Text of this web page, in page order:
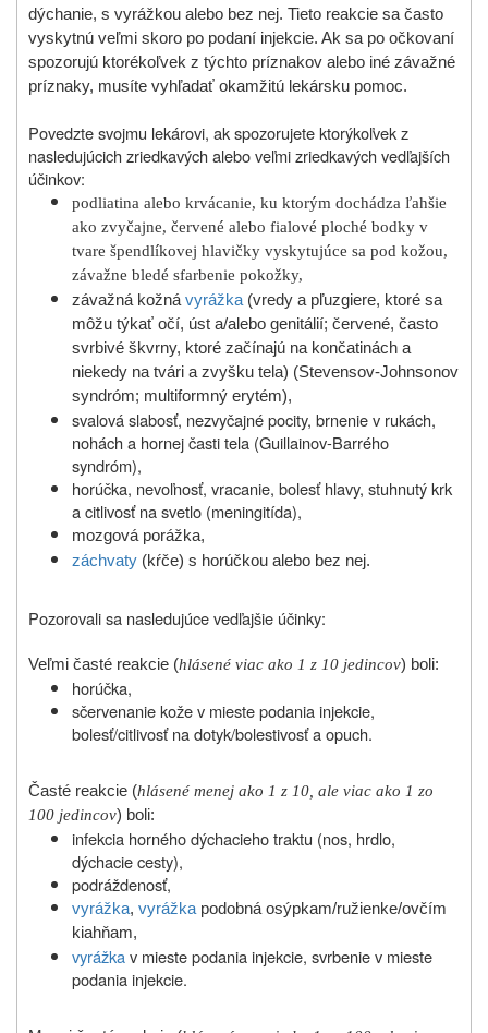
dýchanie, s vyrážkou alebo bez nej. Tieto reakcie sa často
vyskytnú veľmi skoro po podaní injekcie. Ak sa po očkovaní
spozorujú ktorékoľvek z týchto príznakov alebo iné závažné
príznaky, musíte vyhľadať okamžitú lekársku pomoc.
Povedzte svojmu lekárovi, ak spozorujete ktorýkoľvek z
nasledujúcich zriedkavých alebo veľmi zriedkavých vedľajších
účinkov:
podliatina alebo krvácanie, ku ktorým dochádza ľahšie
ako zvyčajne, červené alebo fialové ploché bodky v
tvare špendlíkovej hlavičky vyskytujúce sa pod kožou,
závažne bledé sfarbenie pokožky,
závažná kožná vyrážka (vredy a pľuzgiere, ktoré sa
môžu týkať očí, úst a/alebo genitálií; červené, často
svrbivé škvrny, ktoré začínajú na končatinách a
niekedy na tvári a zvyšku tela) (Stevensov-Johnsonov
syndróm; multiformný erytém),
svalová slabosť, nezvyčajné pocity, brnenie v rukách,
nohách a hornej časti tela (Guillainov-Barrého
syndróm),
horúčka, nevoľnosť, vracanie, bolesť hlavy, stuhnutý krk
a citlivosť na svetlo (meningitída),
mozgová porážka,
záchvaty (kŕče) s horúčkou alebo bez nej.
Pozorovali sa nasledujúce vedľajšie účinky:
Veľmi časté reakcie (hlásené viac ako 1 z 10 jedincov) boli:
horúčka,
sčervenanie kože v mieste podania injekcie,
bolesť/citlivosť na dotyk/bolestivosť a opuch.
Časté reakcie (hlásené menej ako 1 z 10, ale viac ako 1 zo
100 jedincov) boli:
infekcia horného dýchacieho traktu (nos, hrdlo,
dýchacie cesty),
podráždenosť,
vyrážka, vyrážka podobná osýpkam/ružienke/ovčím
kiahňam,
vyrážkav mieste podania injekcie, svrbenie v mieste
podania injekcie.